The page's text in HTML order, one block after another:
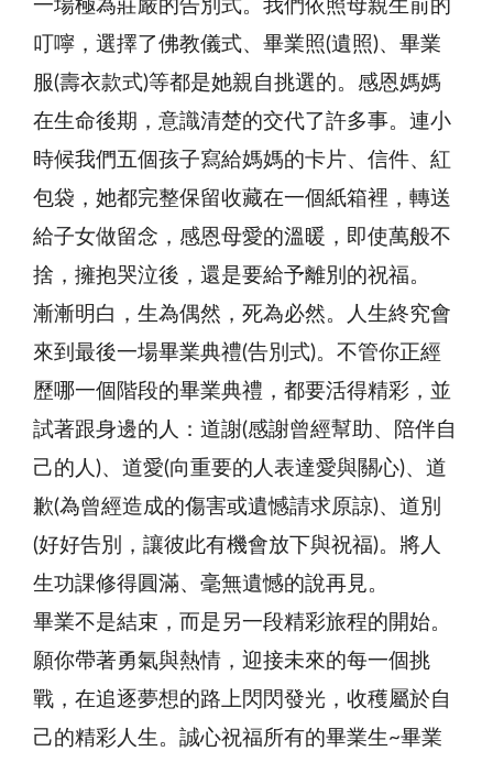
一場極為莊嚴的告別式。我們依照母親生前的
叮嚀，選擇了佛教儀式、畢業照(遺照)、畢業
服(壽衣款式)等都是她親自挑選的。感恩媽媽
在生命後期，意識清楚的交代了許多事。連小
時候我們五個孩子寫給媽媽的卡片、信件、紅
包袋，她都完整保留收藏在一個紙箱裡，轉送
給子女做留念，感恩母愛的溫暖，即使萬般不
捨，擁抱哭泣後，還是要給予離別的祝福。
漸漸明白，生為偶然，死為必然。人生終究會
來到最後一場畢業典禮(告別式)。不管你正經
歷哪一個階段的畢業典禮，都要活得精彩，並
試著跟身邊的人：道謝(感謝曾經幫助、陪伴自
己的人)、道愛(向重要的人表達愛與關心)、道
歉(為曾經造成的傷害或遺憾請求原諒)、道別
(好好告別，讓彼此有機會放下與祝福)。將人
生功課修得圓滿、毫無遺憾的說再見。
畢業不是結束，而是另一段精彩旅程的開始。
願你帶著勇氣與熱情，迎接未來的每一個挑
戰，在追逐夢想的路上閃閃發光，收穫屬於自
己的精彩人生。誠心祝福所有的畢業生~畢業